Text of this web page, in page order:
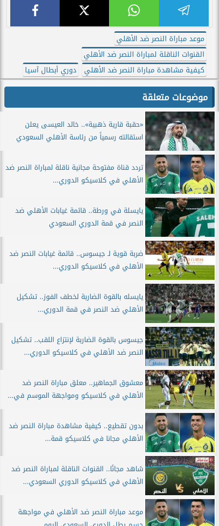
موعد مباراة النصر ضد الأهلي
القنوات الناقلة لمباراة النصر ضد الأهلي
كيفية مشاهدة مباراة النصر ضد الأهلي
دوري أبطال آسيا
موضوعات متعلقة
«حقبة قارية ذهبية».. خالد العيسى يعلن
استقالته رسمياً من رئاسة الأهلي السعودي
تردد قناة مفتوحة مجانية ناقلة لمباراة النصر ضد
الأهلي في كلاسيكو الدوري...
يايسلة في ورطة.. قائمة غيابات الأهلي ضد
النصر في قمة الدوري السعودي
ضربة قوية لـ جيسوس.. قائمة غيابات النصر ضد
الأهلي في كلاسيكو الدوري...
يايسله بالقوة الضاربة لخطف الفوز.. تشكيل
الأهلي ضد النصر في قمة الدوري...
جيسوس بالقوة الضاربة لإنتزاع اللقب.. تشكيل
النصر ضد الأهلي في كلاسيكو الدوري...
معشوق الجماهير.. معلق مباراة النصر ضد
الأهلي في كلاسيكو ومواجهة الموسم في...
بدون تقطيع.. كيفية مشاهدة مباراة النصر ضد
الأهلي مجانا في كلاسيكو قمة...
شاهد مجانًا.. القنوات الناقلة لمباراة النصر ضد
الأهلي في كلاسيكو الدوري السعودي...
موعد مباراة النصر ضد الأهلي في مواجهة